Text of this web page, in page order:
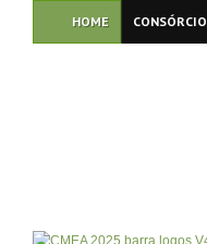
HOME CONSÓRCIO